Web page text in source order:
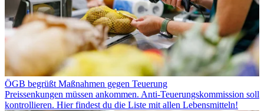
ÖGB begrüßt Maßnahmen gegen Teuerung
Preissenkungen müssen ankommen. Anti-Teuerungskommission soll
kontrollieren. Hier findest du die Liste mit allen Lebensmitteln!